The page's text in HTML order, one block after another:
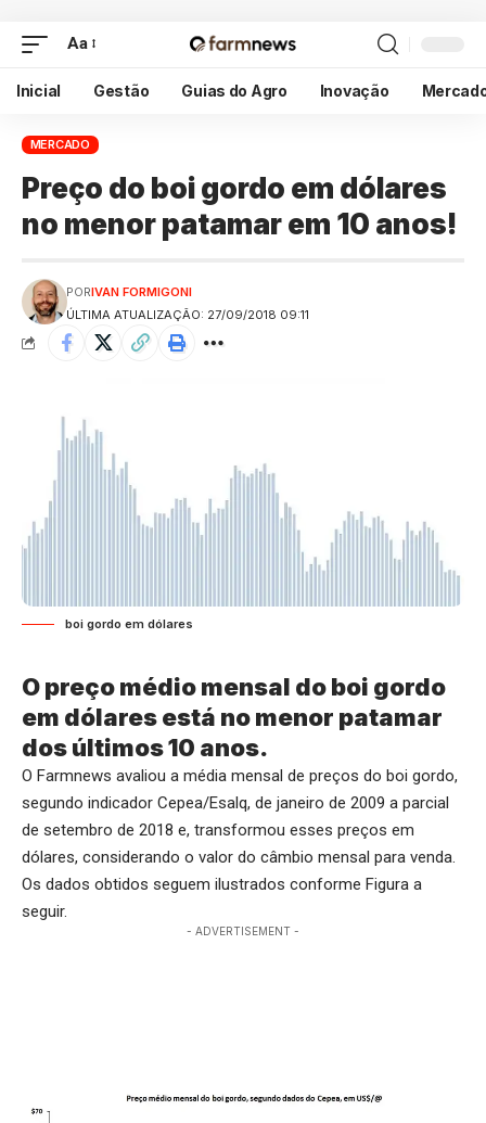
Aa
Inicial Gestão Guias do Agro Inovação
MERCADO
Preço do boi gordo em dólares
no menor patamar em 10 anos!
ÚLTIMA ATUALIZAÇÃO: 27/09/2018 09:11
PORIVAN FORMIGONI
boi gordo em dólares
O preço médio mensal do boi gordo
em dólares está no menor patamar
dos últimos 10 anos.
O Farmnews avaliou a média mensal de preços do boi gordo,
segundo indicador Cepea/Esalq, de janeiro de 2009 a parcial
de setembro de 2018 e, transformou esses preços em
dólares, considerando o valor do câmbio mensal para venda.
Os dados obtidos seguem ilustrados conforme Figura a
seguir.
- ADVERTISEMENT -